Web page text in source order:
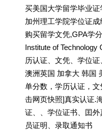
买美国大学留学毕业
加州理工学院学位证
购买留学文凭,GPA学
Institute of Technology
历认证、文凭、学位证
澳洲英国 加拿大 韩国
单分数，学历认证，
击网页快照]真实认证.
证、、学位证书、囯
员证明、录取通知书